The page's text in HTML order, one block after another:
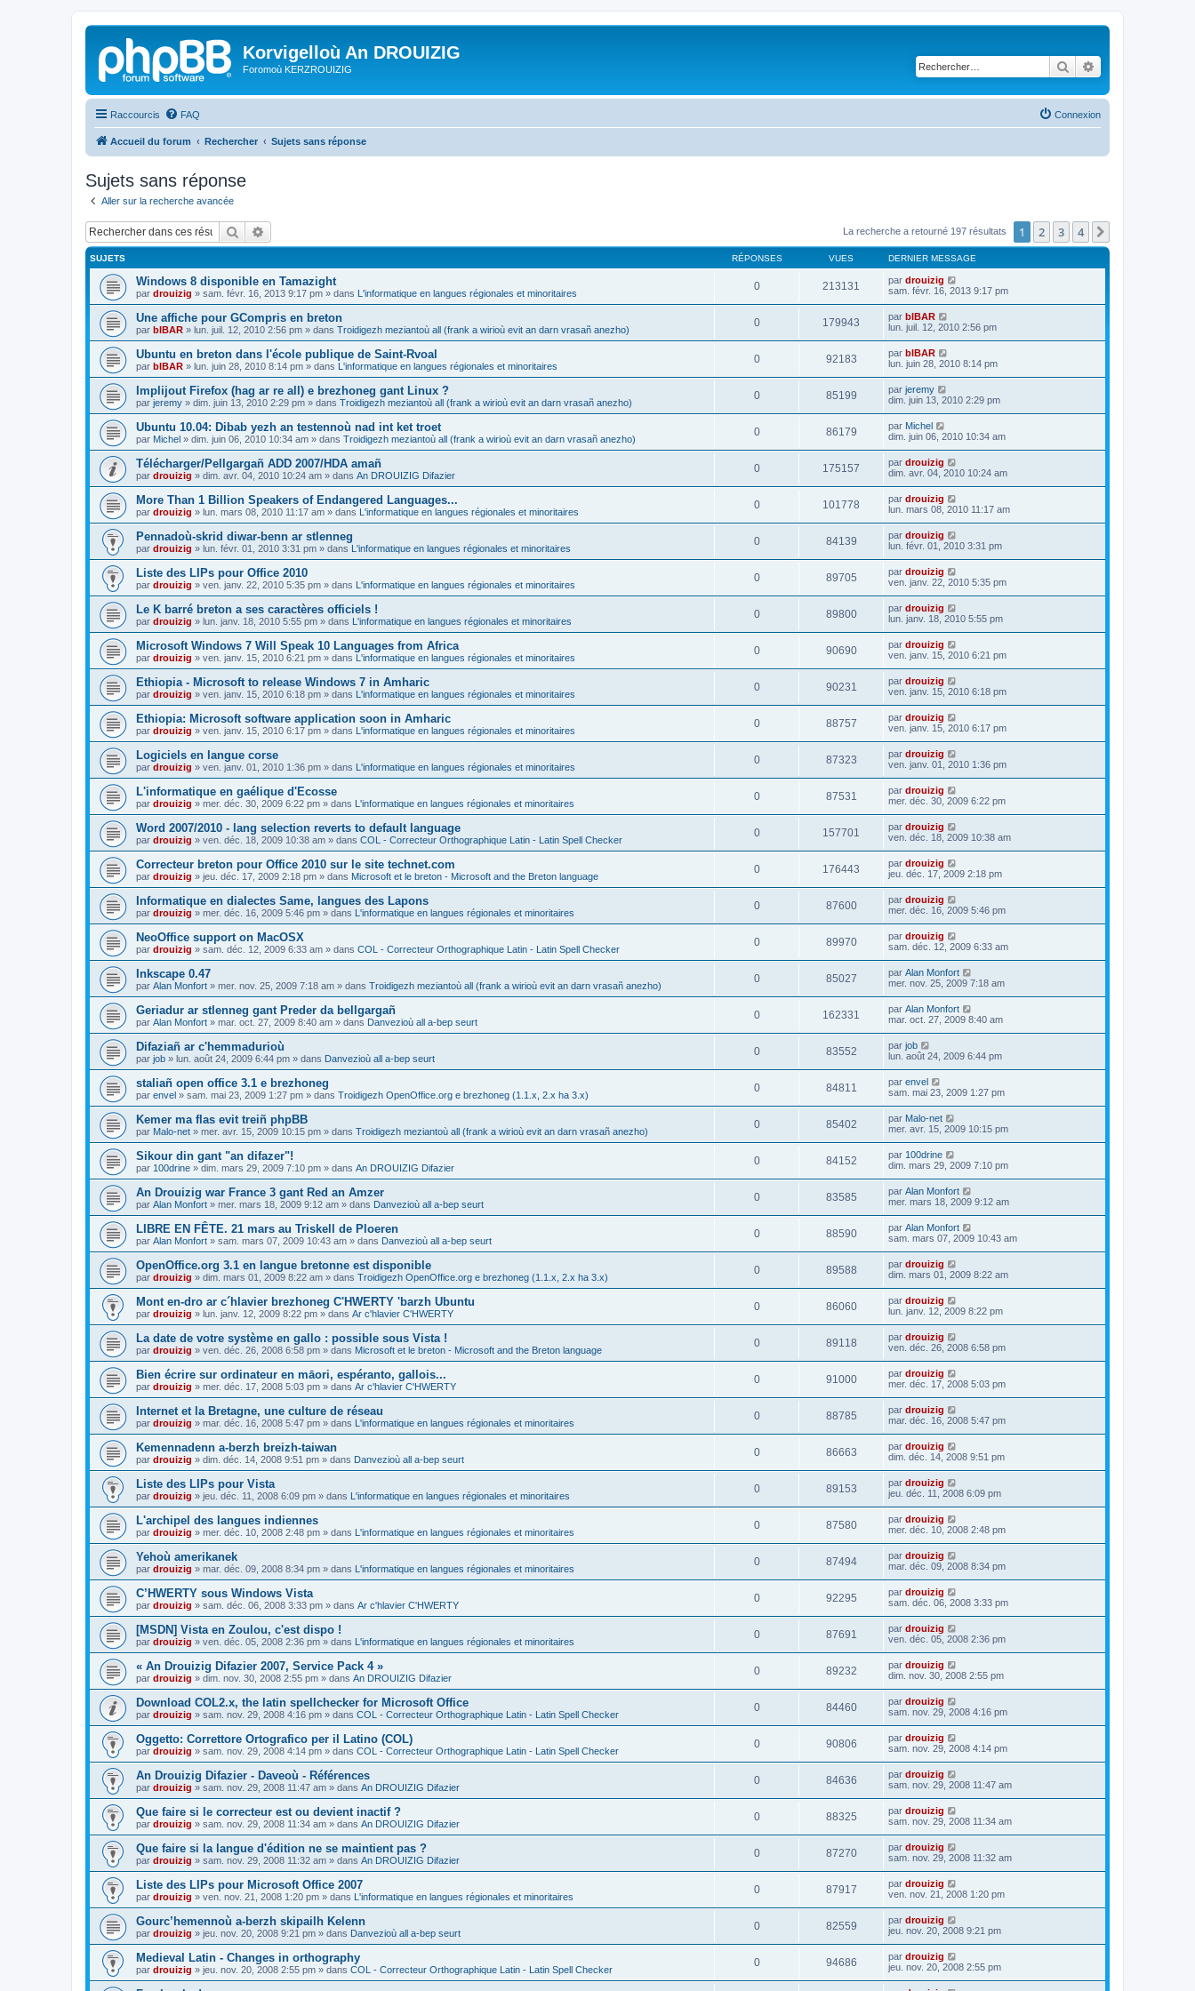
Korvigelloù An DROUIZIG
Foromoù KERZROUIZIG Rechercher
Raccourcis FAQ Connexion
Accueil du forum Rechercher Sujets sans réponse
Sujets sans réponse
Aller sur la recherche avancée
Rechercher La recherche a retourné 197 résultats 1 2 3 4
SUJETS RÉPONSES VUES DERNIER MESSAGE
Windows 8 disponible en Tamazight
par drouizig » sam. févr. 16, 2013 9:17 pm » dans L'informatique en langues régionales et minoritaires
0 213131 par drouizig
sam. févr. 16, 2013 9:17 pm
Une affiche pour GCompris en breton
par bIBAR » lun. juil. 12, 2010 2:56 pm » dans Troidigezh meziantoù all (frank a wirioù evit an darn vrasañ anezho)
0 179943 par bIBAR
lun. juil. 12, 2010 2:56 pm
Ubuntu en breton dans l'école publique de Saint-Rvoal
par bIBAR » lun. juin 28, 2010 8:14 pm » dans L'informatique en langues régionales et minoritaires
0 92183 par bIBAR
lun. juin 28, 2010 8:14 pm
Implijout Firefox (hag ar re all) e brezhoneg gant Linux ?
par jeremy » dim. juin 13, 2010 2:29 pm » dans Troidigezh meziantoù all (frank a wirioù evit an darn vrasañ anezho)
0 85199 par jeremy
dim. juin 13, 2010 2:29 pm
Ubuntu 10.04: Dibab yezh an testennoù nad int ket troet
par Michel » dim. juin 06, 2010 10:34 am » dans Troidigezh meziantoù all (frank a wirioù evit an darn vrasañ anezho)
0 86179 par Michel
dim. juin 06, 2010 10:34 am
Télécharger/Pellgargañ ADD 2007/HDA amañ
par drouizig » dim. avr. 04, 2010 10:24 am » dans An DROUIZIG Difazier
0 175157 par drouizig
dim. avr. 04, 2010 10:24 am
More Than 1 Billion Speakers of Endangered Languages...
par drouizig » lun. mars 08, 2010 11:17 am » dans L'informatique en langues régionales et minoritaires
0 101778 par drouizig
lun. mars 08, 2010 11:17 am
Pennadoù-skrid diwar-benn ar stlenneg
par drouizig » lun. févr. 01, 2010 3:31 pm » dans L'informatique en langues régionales et minoritaires
0 84139 par drouizig
lun. févr. 01, 2010 3:31 pm
Liste des LIPs pour Office 2010
par drouizig » ven. janv. 22, 2010 5:35 pm » dans L'informatique en langues régionales et minoritaires
0 89705 par drouizig
ven. janv. 22, 2010 5:35 pm
Le K barré breton a ses caractères officiels !
par drouizig » lun. janv. 18, 2010 5:55 pm » dans L'informatique en langues régionales et minoritaires
0 89800 par drouizig
lun. janv. 18, 2010 5:55 pm
Microsoft Windows 7 Will Speak 10 Languages from Africa
par drouizig » ven. janv. 15, 2010 6:21 pm » dans L'informatique en langues régionales et minoritaires
0 90690 par drouizig
ven. janv. 15, 2010 6:21 pm
Ethiopia - Microsoft to release Windows 7 in Amharic
par drouizig » ven. janv. 15, 2010 6:18 pm » dans L'informatique en langues régionales et minoritaires
0 90231 par drouizig
ven. janv. 15, 2010 6:18 pm
Ethiopia: Microsoft software application soon in Amharic
par drouizig » ven. janv. 15, 2010 6:17 pm » dans L'informatique en langues régionales et minoritaires
0 88757 par drouizig
ven. janv. 15, 2010 6:17 pm
Logiciels en langue corse
par drouizig » ven. janv. 01, 2010 1:36 pm » dans L'informatique en langues régionales et minoritaires
0 87323 par drouizig
ven. janv. 01, 2010 1:36 pm
L'informatique en gaélique d'Ecosse
par drouizig » mer. déc. 30, 2009 6:22 pm » dans L'informatique en langues régionales et minoritaires
0 87531 par drouizig
mer. déc. 30, 2009 6:22 pm
Word 2007/2010 - lang selection reverts to default language
par drouizig » ven. déc. 18, 2009 10:38 am » dans COL - Correcteur Orthographique Latin - Latin Spell Checker
0 157701 par drouizig
ven. déc. 18, 2009 10:38 am
Correcteur breton pour Office 2010 sur le site technet.com
par drouizig » jeu. déc. 17, 2009 2:18 pm » dans Microsoft et le breton - Microsoft and the Breton language
0 176443 par drouizig
jeu. déc. 17, 2009 2:18 pm
Informatique en dialectes Same, langues des Lapons
par drouizig » mer. déc. 16, 2009 5:46 pm » dans L'informatique en langues régionales et minoritaires
0 87600 par drouizig
mer. déc. 16, 2009 5:46 pm
NeoOffice support on MacOSX
par drouizig » sam. déc. 12, 2009 6:33 am » dans COL - Correcteur Orthographique Latin - Latin Spell Checker
0 89970 par drouizig
sam. déc. 12, 2009 6:33 am
Inkscape 0.47
par Alan Monfort » mer. nov. 25, 2009 7:18 am » dans Troidigezh meziantoù all (frank a wirioù evit an darn vrasañ anezho)
0 85027 par Alan Monfort
mer. nov. 25, 2009 7:18 am
Geriadur ar stlenneg gant Preder da bellgargañ
par Alan Monfort » mar. oct. 27, 2009 8:40 am » dans Danvezioù all a-bep seurt
0 162331 par Alan Monfort
mar. oct. 27, 2009 8:40 am
Difaziañ ar c'hemmadurioù
par job » lun. août 24, 2009 6:44 pm » dans Danvezioù all a-bep seurt
0 83552 par job
lun. août 24, 2009 6:44 pm
staliañ open office 3.1 e brezhoneg
par envel » sam. mai 23, 2009 1:27 pm » dans Troidigezh OpenOffice.org e brezhoneg (1.1.x, 2.x ha 3.x)
0 84811 par envel
sam. mai 23, 2009 1:27 pm
Kemer ma flas evit treiñ phpBB
par Malo-net » mer. avr. 15, 2009 10:15 pm » dans Troidigezh meziantoù all (frank a wirioù evit an darn vrasañ anezho)
0 85402 par Malo-net
mer. avr. 15, 2009 10:15 pm
Sikour din gant "an difazer"!
par 100drine » dim. mars 29, 2009 7:10 pm » dans An DROUIZIG Difazier
0 84152 par 100drine
dim. mars 29, 2009 7:10 pm
An Drouizig war France 3 gant Red an Amzer
par Alan Monfort » mer. mars 18, 2009 9:12 am » dans Danvezioù all a-bep seurt
0 83585 par Alan Monfort
mer. mars 18, 2009 9:12 am
LIBRE EN FÊTE. 21 mars au Triskell de Ploeren
par Alan Monfort » sam. mars 07, 2009 10:43 am » dans Danvezioù all a-bep seurt
0 88590 par Alan Monfort
sam. mars 07, 2009 10:43 am
OpenOffice.org 3.1 en langue bretonne est disponible
par drouizig » dim. mars 01, 2009 8:22 am » dans Troidigezh OpenOffice.org e brezhoneg (1.1.x, 2.x ha 3.x)
0 89588 par drouizig
dim. mars 01, 2009 8:22 am
Mont en-dro ar c´hlavier brezhoneg C'HWERTY 'barzh Ubuntu
par drouizig » lun. janv. 12, 2009 8:22 pm » dans Ar c'hlavier C'HWERTY
0 86060 par drouizig
lun. janv. 12, 2009 8:22 pm
La date de votre système en gallo : possible sous Vista !
par drouizig » ven. déc. 26, 2008 6:58 pm » dans Microsoft et le breton - Microsoft and the Breton language
0 89118 par drouizig
ven. déc. 26, 2008 6:58 pm
Bien écrire sur ordinateur en māori, espéranto, gallois...
par drouizig » mer. déc. 17, 2008 5:03 pm » dans Ar c'hlavier C'HWERTY
0 91000 par drouizig
mer. déc. 17, 2008 5:03 pm
Internet et la Bretagne, une culture de réseau
par drouizig » mar. déc. 16, 2008 5:47 pm » dans L'informatique en langues régionales et minoritaires
0 88785 par drouizig
mar. déc. 16, 2008 5:47 pm
Kemennadenn a-berzh breizh-taiwan
par drouizig » dim. déc. 14, 2008 9:51 pm » dans Danvezioù all a-bep seurt
0 86663 par drouizig
dim. déc. 14, 2008 9:51 pm
Liste des LIPs pour Vista
par drouizig » jeu. déc. 11, 2008 6:09 pm » dans L'informatique en langues régionales et minoritaires
0 89153 par drouizig
jeu. déc. 11, 2008 6:09 pm
L'archipel des langues indiennes
par drouizig » mer. déc. 10, 2008 2:48 pm » dans L'informatique en langues régionales et minoritaires
0 87580 par drouizig
mer. déc. 10, 2008 2:48 pm
Yehoù amerikanek
par drouizig » mar. déc. 09, 2008 8:34 pm » dans L'informatique en langues régionales et minoritaires
0 87494 par drouizig
mar. déc. 09, 2008 8:34 pm
C’HWERTY sous Windows Vista
par drouizig » sam. déc. 06, 2008 3:33 pm » dans Ar c'hlavier C'HWERTY
0 92295 par drouizig
sam. déc. 06, 2008 3:33 pm
[MSDN] Vista en Zoulou, c'est dispo !
par drouizig » ven. déc. 05, 2008 2:36 pm » dans L'informatique en langues régionales et minoritaires
0 87691 par drouizig
ven. déc. 05, 2008 2:36 pm
« An Drouizig Difazier 2007, Service Pack 4 »
par drouizig » dim. nov. 30, 2008 2:55 pm » dans An DROUIZIG Difazier
0 89232 par drouizig
dim. nov. 30, 2008 2:55 pm
Download COL2.x, the latin spellchecker for Microsoft Office
par drouizig » sam. nov. 29, 2008 4:16 pm » dans COL - Correcteur Orthographique Latin - Latin Spell Checker
0 84460 par drouizig
sam. nov. 29, 2008 4:16 pm
Oggetto: Correttore Ortografico per il Latino (COL)
par drouizig » sam. nov. 29, 2008 4:14 pm » dans COL - Correcteur Orthographique Latin - Latin Spell Checker
0 90806 par drouizig
sam. nov. 29, 2008 4:14 pm
An Drouizig Difazier - Daveoù - Références
par drouizig » sam. nov. 29, 2008 11:47 am » dans An DROUIZIG Difazier
0 84636 par drouizig
sam. nov. 29, 2008 11:47 am
Que faire si le correcteur est ou devient inactif ?
par drouizig » sam. nov. 29, 2008 11:34 am » dans An DROUIZIG Difazier
0 88325 par drouizig
sam. nov. 29, 2008 11:34 am
Que faire si la langue d'édition ne se maintient pas ?
par drouizig » sam. nov. 29, 2008 11:32 am » dans An DROUIZIG Difazier
0 87270 par drouizig
sam. nov. 29, 2008 11:32 am
Liste des LIPs pour Microsoft Office 2007
par drouizig » ven. nov. 21, 2008 1:20 pm » dans L'informatique en langues régionales et minoritaires
0 87917 par drouizig
ven. nov. 21, 2008 1:20 pm
Gourc’hemennoù a-berzh skipailh Kelenn
par drouizig » jeu. nov. 20, 2008 9:21 pm » dans Danvezioù all a-bep seurt
0 82559 par drouizig
jeu. nov. 20, 2008 9:21 pm
Medieval Latin - Changes in orthography
par drouizig » jeu. nov. 20, 2008 2:55 pm » dans COL - Correcteur Orthographique Latin - Latin Spell Checker
0 94686 par drouizig
jeu. nov. 20, 2008 2:55 pm